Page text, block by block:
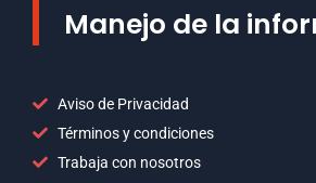
Manejo de la
Aviso de Privacidad
Términos y condiciones
Trabaja con nosotros